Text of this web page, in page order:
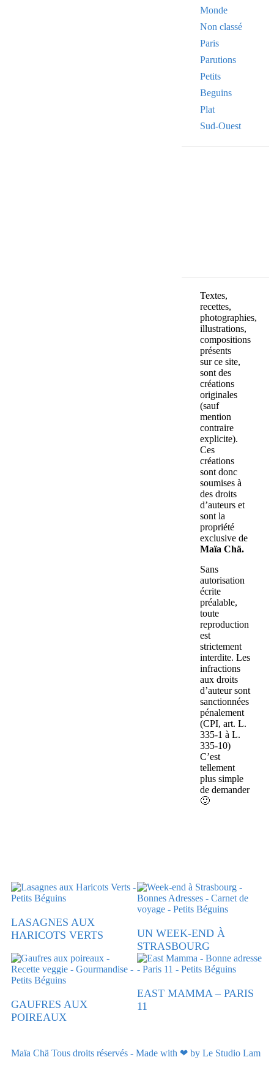
Monde
Non classé
Paris
Parutions
Petits
Beguins
Plat
Sud-Ouest
Textes,
recettes,
photographies,
illustrations,
compositions
présents
sur ce site,
sont des
créations
originales
(sauf
mention
contraire
explicite).
Ces
créations
sont donc
soumises à
des droits
d’auteurs et
sont la
propriété
exclusive de
Maïa Chä.
Sans
autorisation
écrite
préalable,
toute
reproduction
est
strictement
interdite. Les
infractions
aux droits
d’auteur sont
sanctionnées
pénalement
(CPI, art. L.
335-1 à L.
335-10)
C’est
tellement
plus simple
de demander
🙂
LASAGNES AUX
HARICOTS VERTS
UN WEEK-END À
STRASBOURG
GAUFRES AUX
POIREAUX
EAST MAMMA – PARIS
11
Maïa Chä Tous droits réservés - Made with ❤ by Le Studio Lam